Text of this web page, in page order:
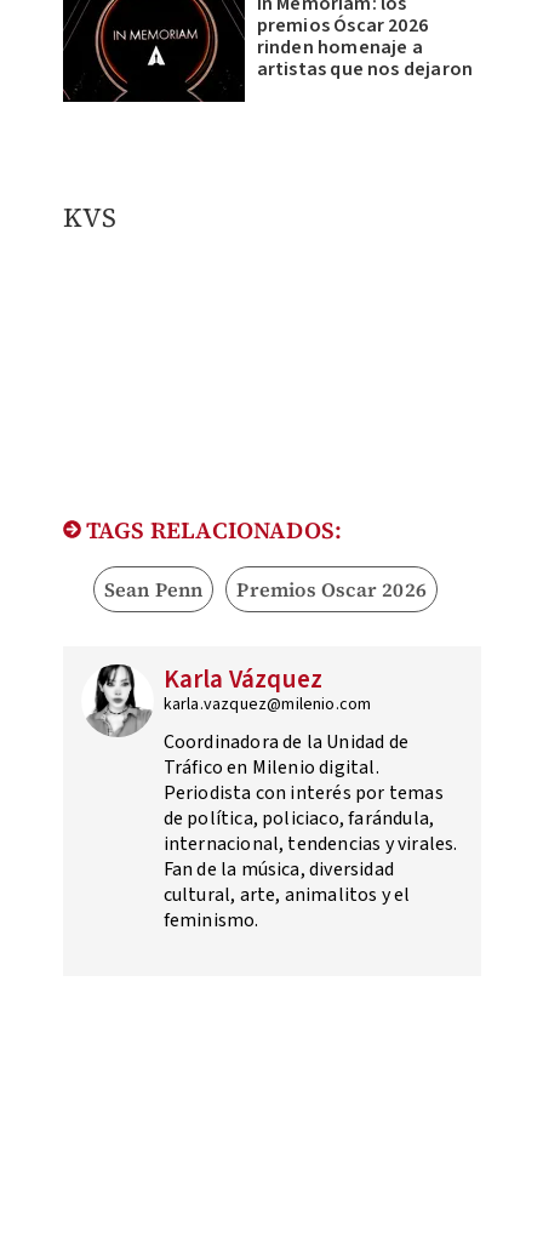
premios Óscar 2026
rinden homenaje a
artistas que nos dejaron
KVS
TAGS RELACIONADOS:
Sean Penn Premios Oscar 2026
Karla Vázquez
karla.vazquez@milenio.com
Coordinadora de la Unidad de
Tráfico en Milenio digital.
Periodista con interés por temas
de política, policiaco, farándula,
internacional, tendencias y virales.
Fan de la música, diversidad
cultural, arte, animalitos y el
feminismo.